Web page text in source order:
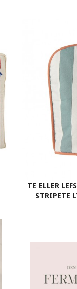
TE ELLER
STRIPETE